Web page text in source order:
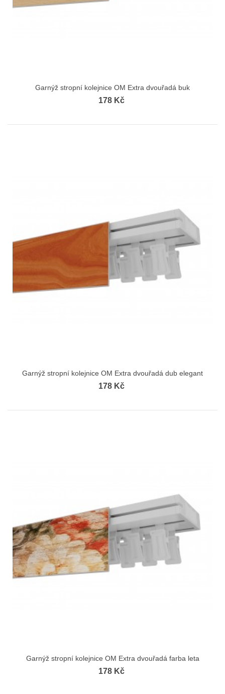
Garnýž stropní kolejnice OM Extra dvouřadá buk
178 Kč
Garnýž stropní kolejnice OM Extra dvouřadá dub elegant
178 Kč
Garnýž stropní kolejnice OM Extra dvouřadá farba leta
178 Kč